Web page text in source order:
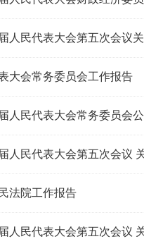
大会常务委员会工作报告
人民代表大会常务委员会
法院工作报告